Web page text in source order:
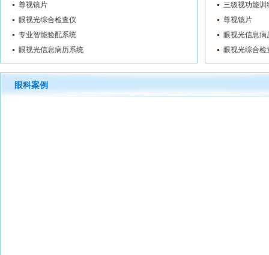
尊视镜片
眼视光综合检查仪
专业智能验配系统
眼视光信息病历系统
三级视功能训
尊视镜片
眼视光信息病
眼视光综合检
眼科案例